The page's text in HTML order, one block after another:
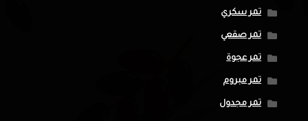
تمر سكري
تمر صقعي
تمر عجوة
تمر مبروم
تمر مجدول